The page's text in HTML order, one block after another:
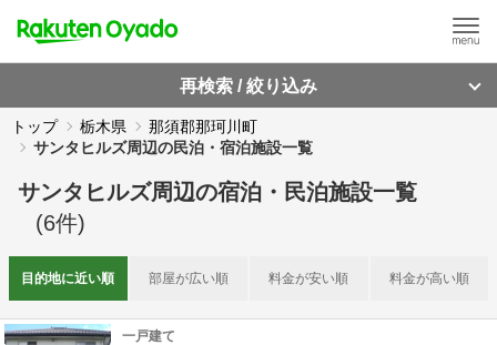
再検索 / 絞り込み
トップ 栃木県
那須郡那珂川町
サンタヒルズ周辺の民泊・宿泊施設一覧
サンタヒルズ周辺の宿泊・民泊施設一覧
(6件)
目的地に近い順 部屋が広い順 料金が安い順 料金が高い順
一戸建て